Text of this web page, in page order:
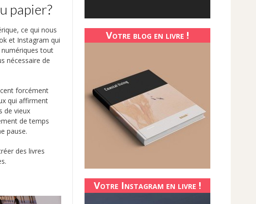
papier?
ce qui nous
et Instagram qui
tout
nécessaire de
forcément
qui affirment
de vieux
de temps
pause.
des livres
Votre blog en livre !
Votre Instagram en livre !